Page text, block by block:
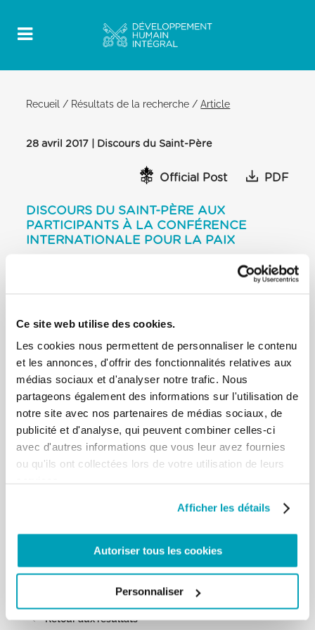
Ce site web utilise des cookies.
Les cookies nous permettent de personnaliser le contenu
et les annonces, d'offrir des fonctionnalités relatives aux
médias sociaux et d'analyser notre trafic. Nous
partageons également des informations sur l'utilisation de
notre site avec nos partenaires de médias sociaux, de
publicité et d'analyse, qui peuvent combiner celles-ci
avec d'autres informations que vous leur avez fournies
ou qu'ils ont collectées lors de votre utilisation de leurs
Afficher les détails
Autoriser tous les cookies
Personnaliser
Recueil / Résultats de la recherche /Article
28 avril 2017 | Discours du Saint-Père
Official Post PDF
DISCOURS DU SAINT-PÈRE AUX
PARTICIPANTS À LA CONFÉRENCE
INTERNATIONALE POUR LA PAIX
AL-AZHAR CONFERENCE CENTRE, LE
autres, reconnaître leurs libertés et droits
fondamentaux, en particulier la liberté de
religion, est le meilleur moyen de construire
bâtisseurs de civilisation. Parce que la seule
alternative à la civilisation de la
rencontre est l’incivilité du choc, il n’y en a pas
d’autre. Et pour contrer
véritablement la barbarie de ceux qui soufflent
contre la haine et incitent à la
logique incendiaire du mal avec la croissance
comme des arbres bien plantés, s’enracinent dans
le sol l’histoire et, grandissant
vers le haut et à côté des autres, transforme chaque
oxygène de la fraternité.[…]
Retour aux résultats